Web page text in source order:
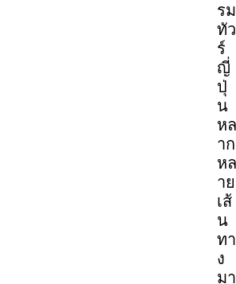
รม
ทัว
ร์
ญี่
ปุ่
น
หล
าก
หล
าย
เส้
น
ทา
ง
มา